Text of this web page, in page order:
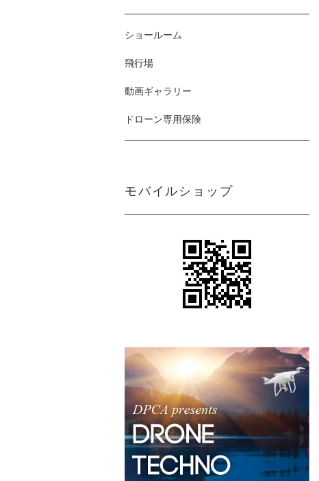
ショールーム
飛行場
動画ギャラリー
ドローン専用保険
モバイルショップ